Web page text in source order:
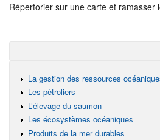
Répertorier sur une carte et ramasser
La gestion des ressources
Les pétroliers
L’élevage du saumon
Les écosystèmes océaniques
Produits de la mer durables